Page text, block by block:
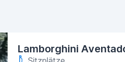
Lamborghini